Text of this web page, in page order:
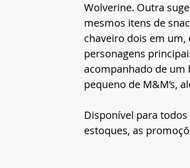
Wolverine. Outra
mesmos itens de
chaveiro dois em
personagens
acompanhado de um
pequeno de M&M’s,
Disponível para
estoques, as